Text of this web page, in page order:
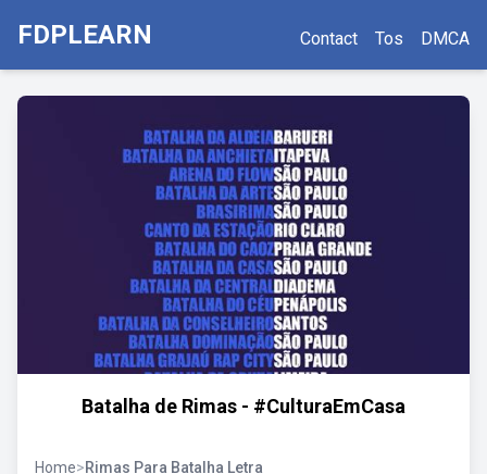
FDPLEARN Contact Tos DMCA
Batalha de Rimas - #CulturaEmCasa
Home>Rimas Para Batalha Letra